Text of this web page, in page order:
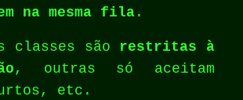
na mesma fila .
classes são restritas à
, outras só aceitam
etc.